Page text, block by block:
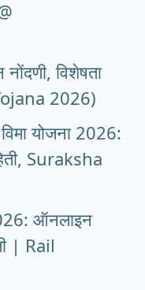
विशेषता
2026)
योजना 2026:
Suraksha
ऑनलाइन
| Rail